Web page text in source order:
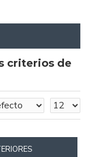
criterios de